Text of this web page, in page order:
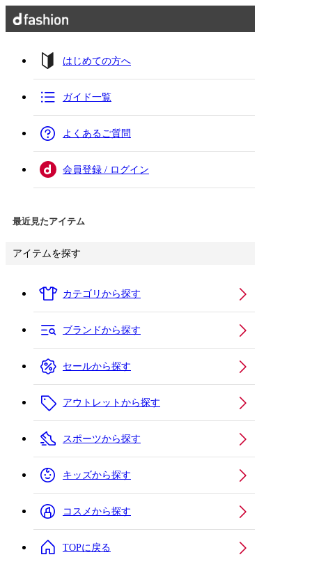
はじめての方へ
ガイド一覧
よくあるご質問
会員登録 / ログイン
最近見たアイテム
アイテムを探す
カテゴリから探す
ブランドから探す
セールから探す
アウトレットから探す
スポーツから探す
キッズから探す
コスメから探す
TOPに戻る